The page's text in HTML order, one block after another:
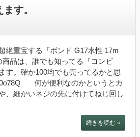
す。
絶重宝する『ボンド G17水性 17m
品は、誰でも知ってる『コンビ
す。確か100均でも売ってるかと思
何が便利なのかというとカ
、細かいネジの先に付けてねじ回し
続きを読む »